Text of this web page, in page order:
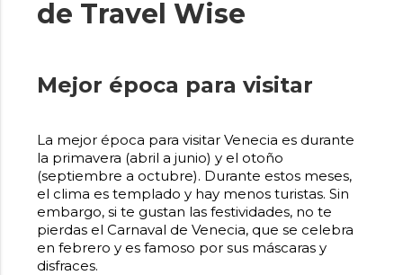
de Travel Wise
Mejor época para visitar
La mejor época para visitar Venecia es durante
la primavera (abril a junio) y el otoño
(septiembre a octubre). Durante estos meses,
el clima es templado y hay menos turistas. Sin
embargo, si te gustan las festividades, no te
pierdas el Carnaval de Venecia, que se celebra
en febrero y es famoso por sus máscaras y
disfraces.